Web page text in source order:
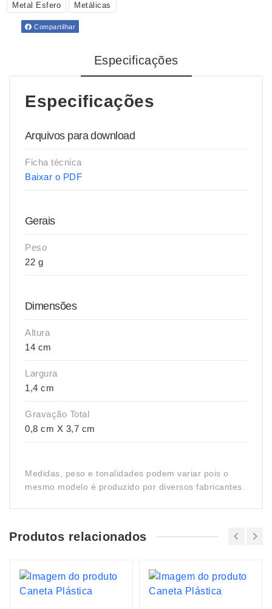
Metal Esfero
Metálicas
Compartilhar
Especificações
Especificações
Arquivos para download
Ficha técnica
Baixar o PDF
Gerais
Peso
22 g
Dimensões
Altura
14 cm
Largura
1,4 cm
Gravação Total
0,8 cm X 3,7 cm
Medidas, peso e tonalidades podem variar pois o
mesmo modelo é produzido por diversos fabricantes.
Produtos relacionados